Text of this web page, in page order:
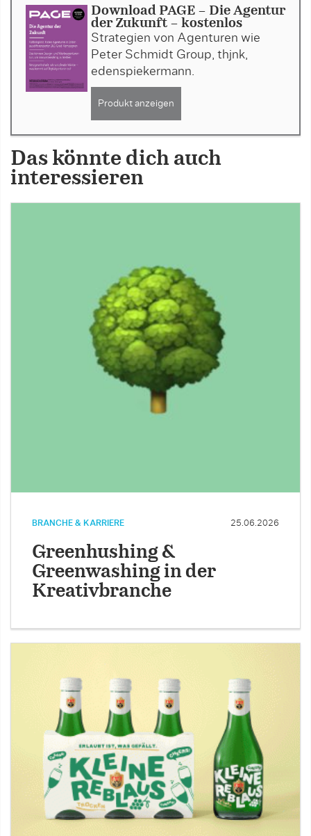
Download PAGE - Die Agentur
der Zukunft - kostenlos
Strategien von Agenturen wie
Peter Schmidt Group, thjnk,
edenspiekermann.
Produkt anzeigen
Das könnte dich auch
interessieren
BRANCHE & KARRIERE 25.06.2026
Greenhushing &
Greenwashing in der
Kreativbranche